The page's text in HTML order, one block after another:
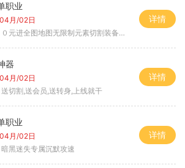
职业
04月/02日
０元进全图地图无限制元素切割装备鉴定
详情
器
04月/02日
送切割,送会员,送转身,上线就干
详情
职业
04月/02日
暗黑迷失专属沉默攻速
详情